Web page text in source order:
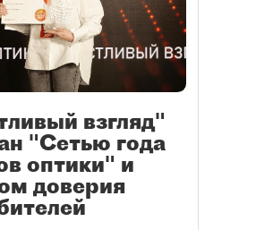
взгляд"
"Сетью года
оптики" и
доверия